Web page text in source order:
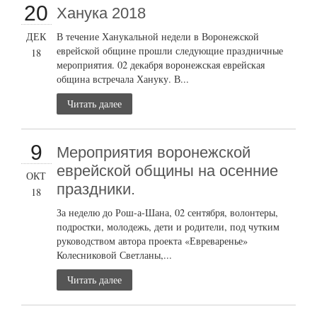
20
ДЕК
18
Ханука 2018
В течение Ханукальной недели в Воронежской
еврейской общине прошли следующие праздничные
мероприятия. 02 декабря воронежская еврейская
община встречала Хануку. В...
Читать далее
9
ОКТ
18
Мероприятия воронежской
еврейской общины на осенние
праздники.
За неделю до Рош-а-Шана, 02 сентября, волонтеры,
подростки, молодежь, дети и родители, под чутким
руководством автора проекта «Евреваренье»
Колесниковой Светланы,...
Читать далее